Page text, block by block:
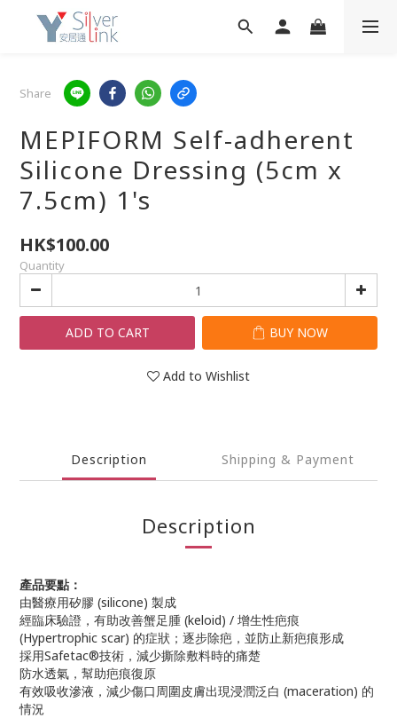
Share
MEPIFORM Self-adherent
Silicone Dressing (5cm x
7.5cm) 1's
HK$100.00
Quantity
ADD TO CART BUY NOW
Add to Wishlist
Description Shipping & Payment
Description
產品要點：
由醫療用矽膠 (silicone) 製成
經臨床驗證，有助改善蟹足腫 (keloid) / 增生性疤痕
(Hypertrophic scar) 的症狀；逐步除疤，並防止新疤痕形成
採用Safetac®技術，減少撕除敷料時的痛楚
防水透氣，幫助疤痕復原
有效吸收滲液，減少傷口周圍皮膚出現浸潤泛白 (maceration) 的
情況